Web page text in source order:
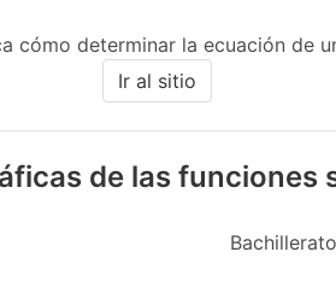
cómo determinar la ecuación de
Ir al sitio
de las funciones
Bachillerato